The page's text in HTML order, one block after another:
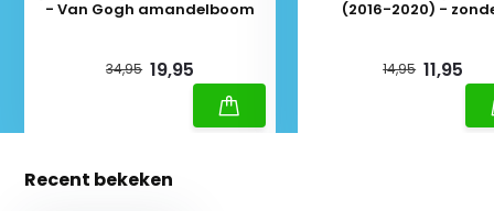
- Van Gogh amandelboom
34,95 19,95
(2016-2020) - zonder
14,95 11,95
Recent bekeken